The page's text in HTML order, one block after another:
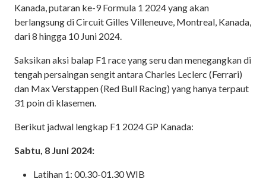
Kanada, putaran ke-9 Formula 1 2024 yang akan
berlangsung di Circuit Gilles Villeneuve, Montreal, Kanada,
dari 8 hingga 10 Juni 2024.
Saksikan aksi balap F1 race yang seru dan menegangkan di
tengah persaingan sengit antara Charles Leclerc (Ferrari)
dan Max Verstappen (Red Bull Racing) yang hanya terpaut
31 poin di klasemen.
Berikut jadwal lengkap F1 2024 GP Kanada:
Sabtu, 8 Juni 2024:
Latihan 1: 00.30-01.30 WIB